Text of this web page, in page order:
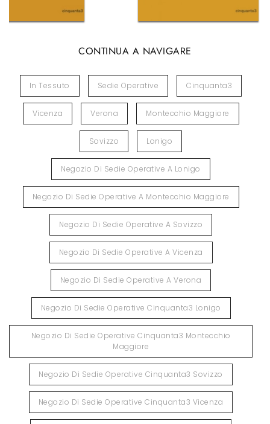
CONTINUA A NAVIGARE
In Tessuto Sedie Operative Cinquanta3
Vicenza Verona Montecchio Maggiore
Sovizzo Lonigo
Negozio Di Sedie Operative A Lonigo
Negozio Di Sedie Operative A Montecchio Maggiore
Negozio Di Sedie Operative A Sovizzo
Negozio Di Sedie Operative A Vicenza
Negozio Di Sedie Operative A Verona
Negozio Di Sedie Operative Cinquanta3 Lonigo
Negozio Di Sedie Operative Cinquanta3 Montecchio
Maggiore
Negozio Di Sedie Operative Cinquanta3 Sovizzo
Negozio Di Sedie Operative Cinquanta3 Vicenza